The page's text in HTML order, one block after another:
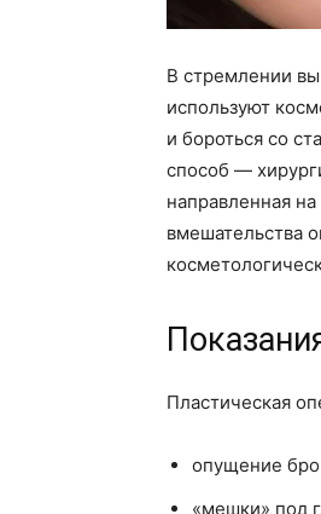
В стремлении
используют
и бороться со
способ —
направленная
вмешательства
Пластическая
опущение
«мешки» под